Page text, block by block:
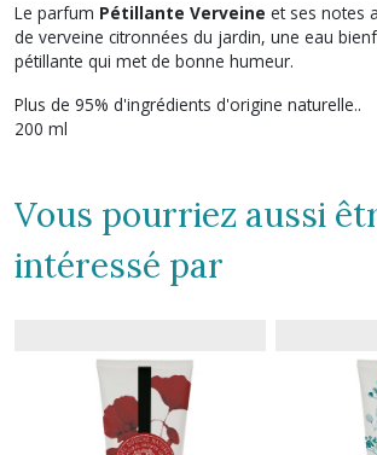
Le parfum Pétillante Verveine et ses notes
de verveine citronnées du jardin, une eau
pétillante qui met de bonne humeur.
Plus de 95% d'ingrédients d'origine naturelle..
200 ml
Vous pourriez aussi
intéressé par